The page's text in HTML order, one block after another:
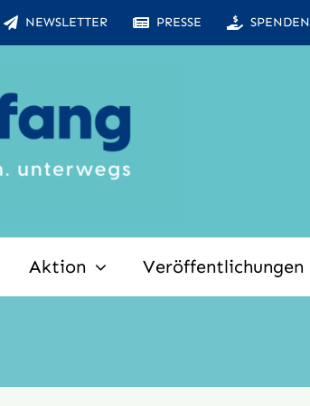
NEWSLETTER PRESSE SPENDEN
Aktion Veröffentlichungen